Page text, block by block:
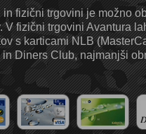
in fizični trgovini je možno
V fizični trgovini Avantura
s karticami NLB
in Diners Club, najmanjši